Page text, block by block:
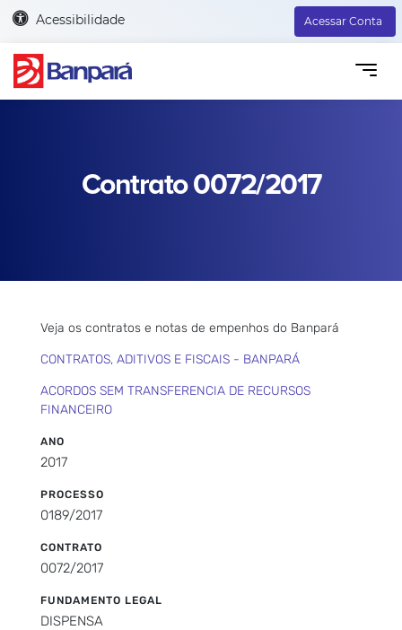
Acessibilidade Acessar Conta
Contrato 0072/2017
Veja os contratos e notas de empenhos do Banpará
CONTRATOS, ADITIVOS E FISCAIS - BANPARÁ
ACORDOS SEM TRANSFERENCIA DE RECURSOS
FINANCEIRO
ANO
2017
PROCESSO
0189/2017
CONTRATO
0072/2017
FUNDAMENTO LEGAL
DISPENSA